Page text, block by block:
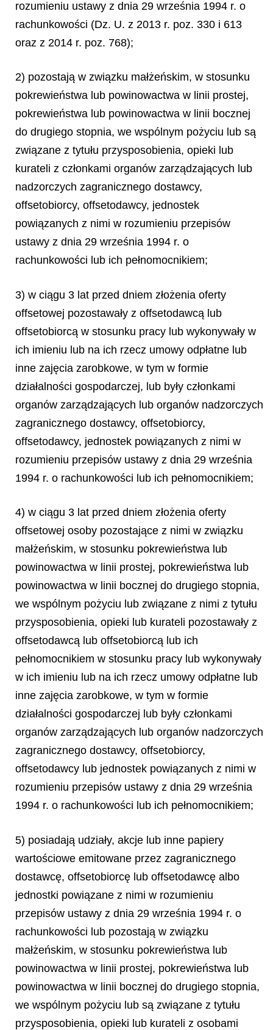
rozumieniu ustawy z dnia 29 września 1994 r. o
rachunkowości (Dz. U. z 2013 r. poz. 330 i 613
oraz z 2014 r. poz. 768);
2) pozostają w związku małżeńskim, w stosunku
pokrewieństwa lub powinowactwa w linii prostej,
pokrewieństwa lub powinowactwa w linii bocznej
do drugiego stopnia, we wspólnym pożyciu lub są
związane z tytułu przysposobienia, opieki lub
kurateli z członkami organów zarządzających lub
nadzorczych zagranicznego dostawcy,
offsetobiorcy, offsetodawcy, jednostek
powiązanych z nimi w rozumieniu przepisów
ustawy z dnia 29 września 1994 r. o
rachunkowości lub ich pełnomocnikiem;
3) w ciągu 3 lat przed dniem złożenia oferty
offsetowej pozostawały z offsetodawcą lub
offsetobiorcą w stosunku pracy lub wykonywały w
ich imieniu lub na ich rzecz umowy odpłatne lub
inne zajęcia zarobkowe, w tym w formie
działalności gospodarczej, lub były członkami
organów zarządzających lub organów nadzorczych
zagranicznego dostawcy, offsetobiorcy,
offsetodawcy, jednostek powiązanych z nimi w
rozumieniu przepisów ustawy z dnia 29 września
1994 r. o rachunkowości lub ich pełnomocnikiem;
4) w ciągu 3 lat przed dniem złożenia oferty
offsetowej osoby pozostające z nimi w związku
małżeńskim, w stosunku pokrewieństwa lub
powinowactwa w linii prostej, pokrewieństwa lub
powinowactwa w linii bocznej do drugiego stopnia,
we wspólnym pożyciu lub związane z nimi z tytułu
przysposobienia, opieki lub kurateli pozostawały z
offsetodawcą lub offsetobiorcą lub ich
pełnomocnikiem w stosunku pracy lub wykonywały
w ich imieniu lub na ich rzecz umowy odpłatne lub
inne zajęcia zarobkowe, w tym w formie
działalności gospodarczej lub były członkami
organów zarządzających lub organów nadzorczych
zagranicznego dostawcy, offsetobiorcy,
offsetodawcy lub jednostek powiązanych z nimi w
rozumieniu przepisów ustawy z dnia 29 września
1994 r. o rachunkowości lub ich pełnomocnikiem;
5) posiadają udziały, akcje lub inne papiery
wartościowe emitowane przez zagranicznego
dostawcę, offsetobiorcę lub offsetodawcę albo
jednostki powiązane z nimi w rozumieniu
przepisów ustawy z dnia 29 września 1994 r. o
rachunkowości lub pozostają w związku
małżeńskim, w stosunku pokrewieństwa lub
powinowactwa w linii prostej, pokrewieństwa lub
powinowactwa w linii bocznej do drugiego stopnia,
we wspólnym pożyciu lub są związane z tytułu
przysposobienia, opieki lub kurateli z osobami